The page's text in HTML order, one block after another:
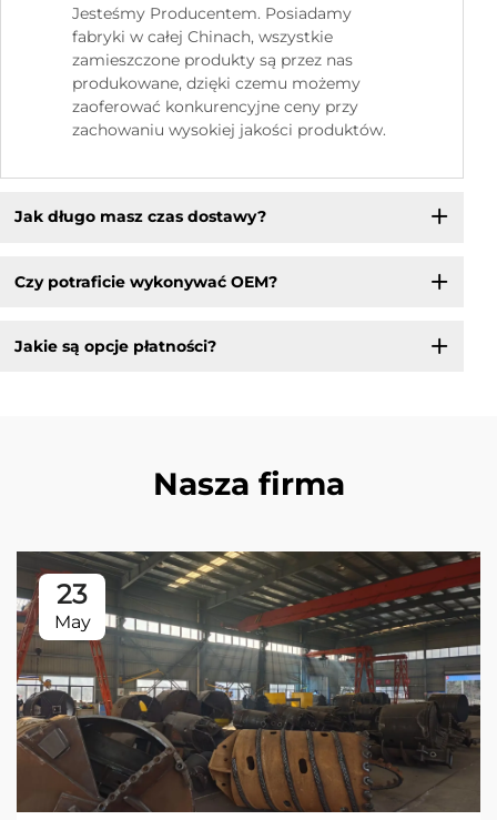
Jesteśmy Producentem. Posiadamy
fabryki w całej Chinach, wszystkie
zamieszczone produkty są przez nas
produkowane, dzięki czemu możemy
zaoferować konkurencyjne ceny przy
zachowaniu wysokiej jakości produktów.
Jak długo masz czas dostawy?
Czy potraficie wykonywać OEM?
Jakie są opcje płatności?
Nasza firma
23
May